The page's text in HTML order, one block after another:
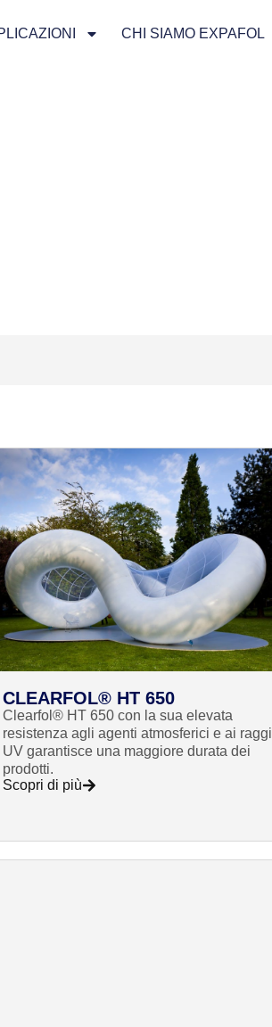
CHI SIAMO EXPAFOL
CLEARFOL® HT 650
Clearfol® HT 650 con la sua elevata
resistenza agli agenti atmosferici e ai raggi
UV garantisce una maggiore durata dei
prodotti.
Scopri di più